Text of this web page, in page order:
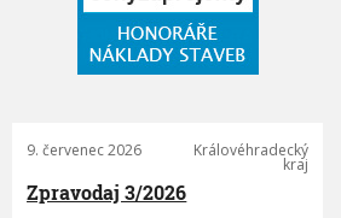
9. červenec 2026 Královéhradecký
kraj
Zpravodaj 3/2026